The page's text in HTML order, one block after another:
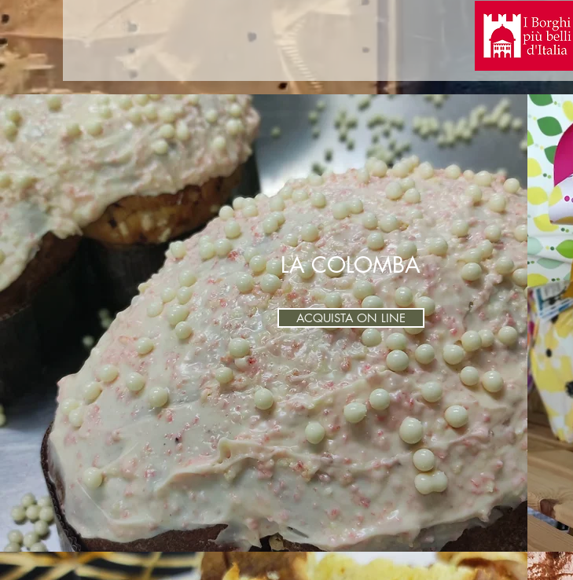
LA COLOMBA
ACQUISTA ON LINE